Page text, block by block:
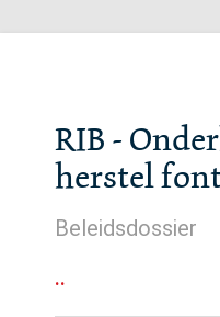
RIB -
herstel
Beleidsdossier
..